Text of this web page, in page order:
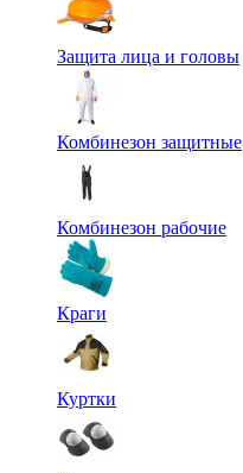
Защита лица и головы
Комбинезон защитные
Комбинезон рабочие
Краги
Куртки